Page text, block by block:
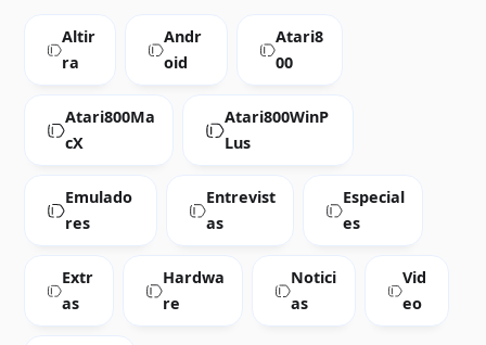
Altir
ra
Andr
oid
Atari8
00
Atari800Ma
cX
Atari800WinP
Lus
Emulado
res
Entrevist
as
Especial
es
Extr
as
Hardwa
re
Notici
as
Vid
eo